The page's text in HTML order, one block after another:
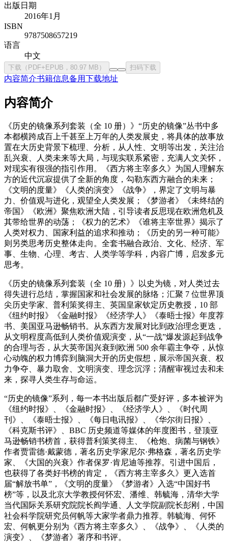
出版日期
2016年1月
ISBN
9787508657219
语言
中文
下载（PDF+EPUB，80.97 MB） 扫码下载
内容简介书籍信息备用下载地址
内容简介
《历史的镜像系列套装（全 10 册）》“历史的镜像”丛书中多
本都横跨成百上千甚至上万年的人类发展史，将具体的故事放
置在大历史背景下梳理、分析，从人性、文明等出发，关注治
乱兴衰、人类未来等大局，与现实联系紧密，充满人文关怀，
对现实有很强的指引作用。《西方将主宰多久》为国人理解东
方的近代沉寂提供了全新的角度，勾勒东西方融合的未来；
《文明的度量》《人类的演变》《战争》，界定了文明与暴
力、价值观与进化，观望全人类发展；《梦游者》《未终结的
帝国》《欧洲》聚焦欧洲大陆，引导读者反思现在欧洲危机及
其带给世界的动荡；《权力的艺术》《谁将主宰世界》揭示了
人类对权力、国家利益的追求和推动；《历史的另一种可能》
则另类思考历史整体走向。全套书融合政治、文化、经济、军
事、生物、心理、考古、人类学等学科，内容广博，启发多元
思考。
《历史的镜像系列套装（全 10 册）》以史为镜，对人类过去
得失进行总结，掌握国家和社会发展的脉络；汇聚 7 位世界顶
尖历史学家、普利策奖得主、英国皇家钦定历史教授，10 部
《纽约时报》《金融时报》《经济学人》《泰晤士报》年度荐
书、美国亚马逊畅销书。从东西方发展对比到政治理念更迭，
从文明程度高低到人类价值观演变，从“一战”爆发源起到战争
的合理与否，从大英帝国兴衰到欧洲 500 余年霸主争夺，从惊
心动魄的权力博弈到脑洞大开的历史假想，展示帝国兴衰、权
力争夺、暴力取舍、文明演变、理念沉浮；清醒审视过去和未
来，探寻人类生存与命运。
“历史的镜像”系列，每一本书出版后都广受好评，多本被评为
《纽约时报》、《金融时报》、《经济学人》、《时代周
刊》、《泰晤士报》、《每日电讯报》、《华尔街日报》、
《科克斯书评》、BBC 历史频道等媒体的年度图书，登顶亚
马逊畅销书榜首，获得普利策奖得主、《枪炮、病菌与钢铁》
作者贾雷德·戴蒙德，著名历史学家尼尔·弗格森，著名历史学
家、《大国的兴衰》作者保罗·肯尼迪等推荐。引进中国后，
也获得了各类好书榜的肯定，《西方将主宰多久》更入选首
届“解放书单”，《文明的度量》《梦游者》入选“中国好书
榜”等，以及北京大学教授何怀宏、潘维、韩毓海，清华大学
当代国际关系研究院院长阎学通、人文学院副院长彭刚，中国
社会科学院研究员何帆等大家学者鼎力推荐。韩毓海、何怀
宏、何帆更分别为《西方将主宰多久》、《战争》、《人类的
演变》、《梦游者》著序和书评。